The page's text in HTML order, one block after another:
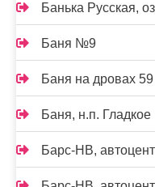
Банька Русская,
Баня №9
Баня на дровах 59
Баня, н.п. Гладкое
Барс-НВ,